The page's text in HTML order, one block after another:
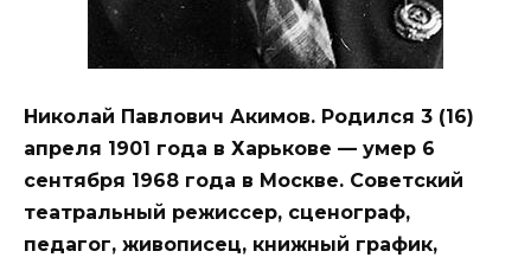
Николай Павлович Акимов. Родился 3 (16)
апреля 1901 года в Харькове — умер 6
сентября 1968 года в Москве. Советский
театральный режиссер, сценограф,
педагог, живописец, книжный график,